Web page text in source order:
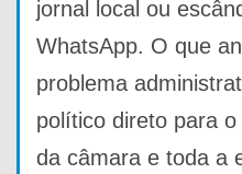
jornal local ou
WhatsApp. O que
problema
político direto para
da câmara e toda a